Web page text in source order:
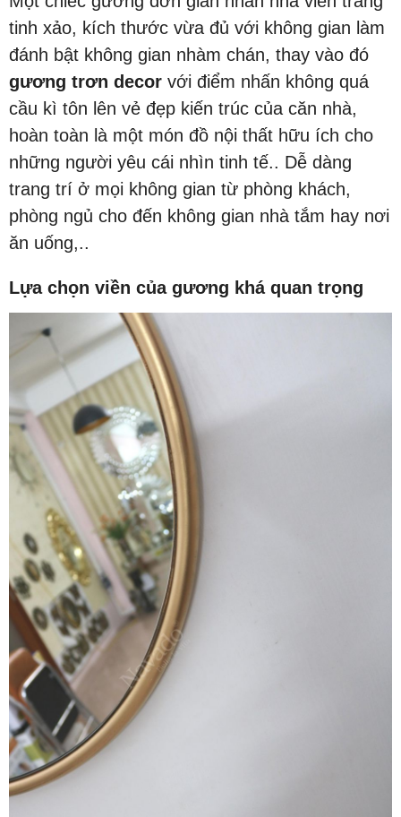
tinh xảo, kích thước vừa đủ với không gian làm
đánh bật không gian nhàm chán, thay vào đó
gương trơn decor với điểm nhấn không quá
cầu kì tôn lên vẻ đẹp kiến trúc của căn nhà,
hoàn toàn là một món đồ nội thất hữu ích cho
những người yêu cái nhìn tinh tế.. Dễ dàng
trang trí ở mọi không gian từ phòng khách,
phòng ngủ cho đến không gian nhà tắm hay nơi
ăn uống,..
Lựa chọn viền của gương khá quan trọng